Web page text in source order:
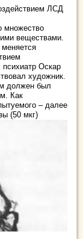
ЛСД
множество
веществами.
психиатр Оскар
художник.
должен был
Как
– далее
(50 мкг)